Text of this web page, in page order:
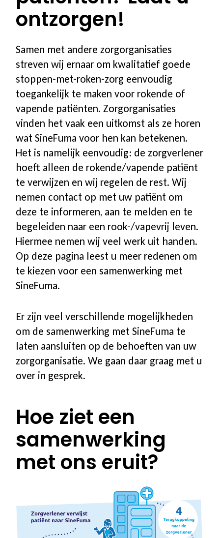
Aanvragen informatiematerialen
Voor bedrijven
Waarom begeleiding voor uw
medewerkers
Aanbod voor uw bedrijf
Stappenplan & proces
Referenties
Academie Rookvrij!
Aanbod nascholing
Coach worden bij SineFuma
CO-meters
CO-meters | vergelijk modellen
Startpakketten
Onderhoud & Service
Software & Firmware
Account
ontzorgen!
Samen met andere zorgorganisaties
streven wij ernaar om kwalitatief goede
stoppen-met-roken-zorg eenvoudig
toegankelijk te maken voor rokende of
vapende patiënten. Zorgorganisaties
vinden het vaak een uitkomst als ze horen
wat SineFuma voor hen kan betekenen.
Het is namelijk eenvoudig: de zorgverlener
hoeft alleen de rokende/vapende patiënt
te verwijzen en wij regelen de rest. Wij
nemen contact op met uw patiënt om
deze te informeren, aan te melden en te
begeleiden naar een rook-/vapevrij leven.
Hiermee nemen wij veel werk uit handen.
Op deze pagina leest u meer redenen om
te kiezen voor een samenwerking met
SineFuma.
Er zijn veel verschillende mogelijkheden
om de samenwerking met SineFuma te
laten aansluiten op de behoeften van uw
zorgorganisatie. We gaan daar graag met u
over in gesprek.
Hoe ziet een
samenwerking
met ons eruit?